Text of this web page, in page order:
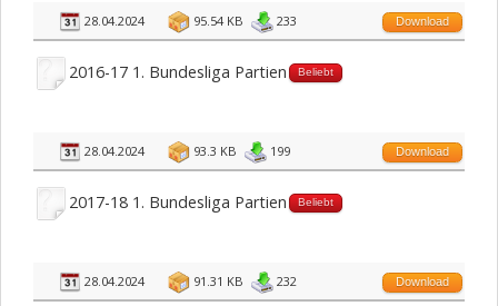
28.04.2024 95.54 KB 233 Download
2016-17 1. Bundesliga Partien Beliebt
28.04.2024 93.3 KB 199 Download
2017-18 1. Bundesliga Partien Beliebt
28.04.2024 91.31 KB 232 Download